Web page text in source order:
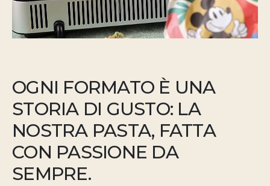
OGNI FORMATO È UNA
STORIA DI GUSTO: LA
NOSTRA PASTA, FATTA
CON PASSIONE DA
SEMPRE.